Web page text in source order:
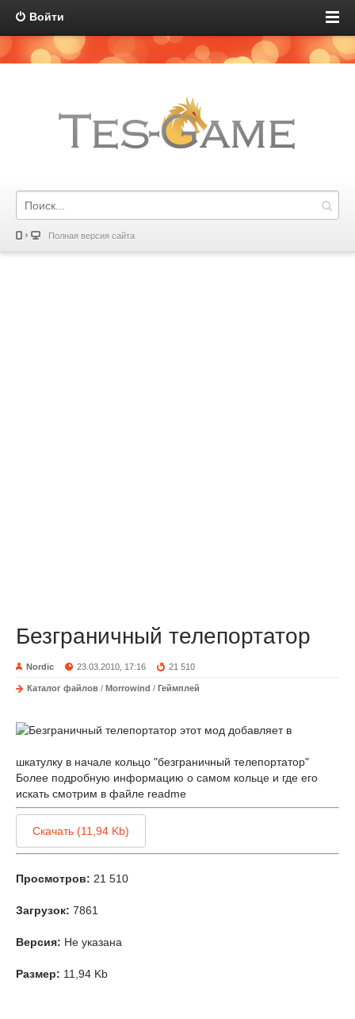
Войти
Полная версия сайта
Безграничный телепортатор
Nordic 23.03.2010, 17:16 21 510
Каталог файлов / Morrowind / Геймплей
этот мод добавляет в
шкатулку в начале кольцо "безграничный телепортатор"
Более подробную информацию о самом кольце и где его
искать смотрим в файле readme
Скачать (11,94 Kb)
Просмотров: 21 510
Загрузок: 7861
Версия: Не указана
Размер: 11,94 Kb